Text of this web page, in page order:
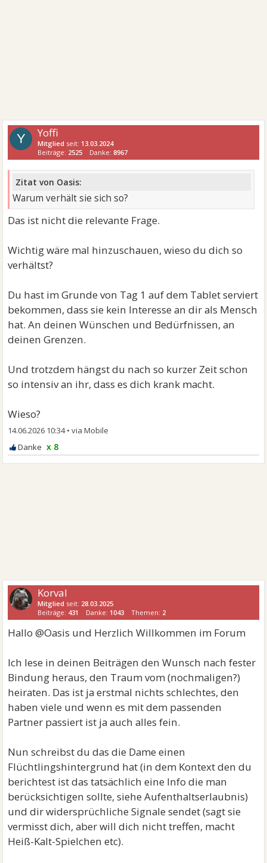
Y Yoffi
Mitglied seit: 13.03.2024
Beiträge: 2525 Danke:8967
Zitat von Oasis:
Warum verhält sie sich so?
Das ist nicht die relevante Frage.
Wichtig wäre mal hinzuschauen, wieso du dich so
verhältst?
Du hast im Grunde von Tag 1 auf dem Tablet serviert
bekommen, dass sie kein Interesse an dir als Mensch
hat. An deinen Wünschen und Bedürfnissen, an
deinen Grenzen.
Und trotzdem hängst du nach so kurzer Zeit schon
so intensiv an ihr, dass es dich krank macht.
Wieso?
14.06.2026 10:34•
x 8
Korval
Mitglied seit: 28.03.2025
Beiträge: 431 Danke: 1043 Themen: 2
Hallo @Oasis und Herzlich Willkommen im Forum
Ich lese in deinen Beiträgen den Wunsch nach fester
Bindung heraus, den Traum vom (nochmaligen?)
heiraten. Das ist ja erstmal nichts schlechtes, den
haben viele und wenn es mit dem passenden
Partner passiert ist ja auch alles fein.
Nun schreibst du das die Dame einen
Flüchtlingshintergrund hat (in dem Kontext den du
berichtest ist das tatsächlich eine Info die man
berücksichtigen sollte, siehe Aufenthaltserlaubnis)
und dir widersprüchliche Signale sendet (sagt sie
vermisst dich, aber will dich nicht treffen, macht
Heiß-Kalt-Spielchen etc).